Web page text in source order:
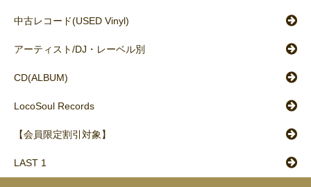
中古レコード(USED Vinyl)
アーティスト/DJ・レーベル別
CD(ALBUM)
LocoSoul Records
【会員限定割引対象】
LAST 1